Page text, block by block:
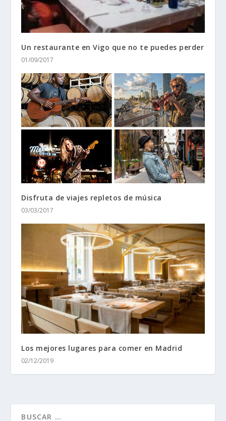
Un restaurante en Vigo que no te puedes perder
01/09/2017
Disfruta de viajes repletos de música
03/03/2017
Los mejores lugares para comer en Madrid
02/12/2019